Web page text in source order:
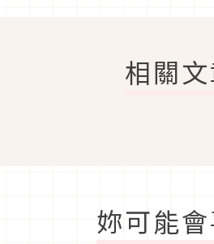
相關
妳可能